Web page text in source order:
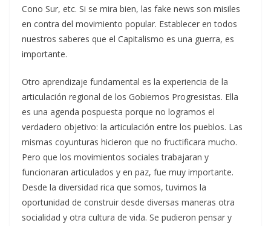
Cono Sur, etc. Si se mira bien, las fake news son misiles
en contra del movimiento popular. Establecer en todos
nuestros saberes que el Capitalismo es una guerra, es
importante.
Otro aprendizaje fundamental es la experiencia de la
articulación regional de los Gobiernos Progresistas. Ella
es una agenda pospuesta porque no logramos el
verdadero objetivo: la articulación entre los pueblos. Las
mismas coyunturas hicieron que no fructificara mucho.
Pero que los movimientos sociales trabajaran y
funcionaran articulados y en paz, fue muy importante.
Desde la diversidad rica que somos, tuvimos la
oportunidad de construir desde diversas maneras otra
socialidad y otra cultura de vida. Se pudieron pensar y